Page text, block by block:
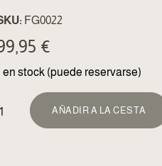
FG0022
€
en stock (puede reservarse)
AÑADIR A LA CESTA